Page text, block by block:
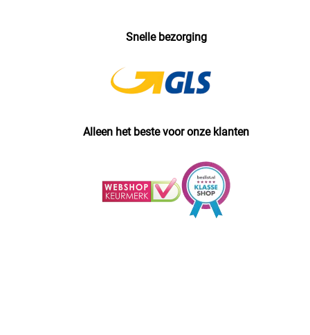
Snelle bezorging
Alleen het beste voor onze klanten